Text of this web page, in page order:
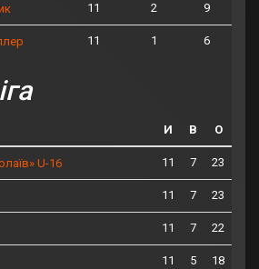
11 2 9
11 1 6
И В О
U-16 11 7 23
11 7 23
11 7 22
11 5 18